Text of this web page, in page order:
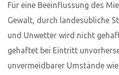
Für eine Beeinflussung des
Gewalt, durch landesübliche
und Unwetter wird nicht
gehaftet bei Eintritt
unvermeidbarer Umstände